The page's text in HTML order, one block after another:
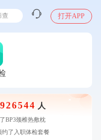
查
打开APP
926544 人
了心脏病套餐
了心脏病套餐
斯奶锅DF-CP103M
斯奶锅DF-CP103M
携式手持小风扇
电烤箱 DKX-F10M6
BP3颈椎热敷枕
约了入职体检套餐